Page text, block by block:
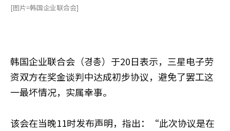
[图片=韩国企业联合会]
韩国企业联合会（경총）于20日表示，三星电子劳
资双方在奖金谈判中达成初步协议，避免了罢工这
一最坏情况，实属幸事。
该会在当晚11时发布声明，指出：“此次协议是在